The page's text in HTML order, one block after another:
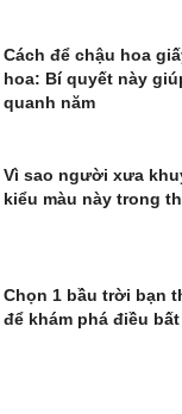
Cách để chậu hoa
hoa: Bí quyết này
quanh năm
Vì sao người xưa
kiểu màu này trong
Chọn 1 bầu trời bạn
để khám phá điều